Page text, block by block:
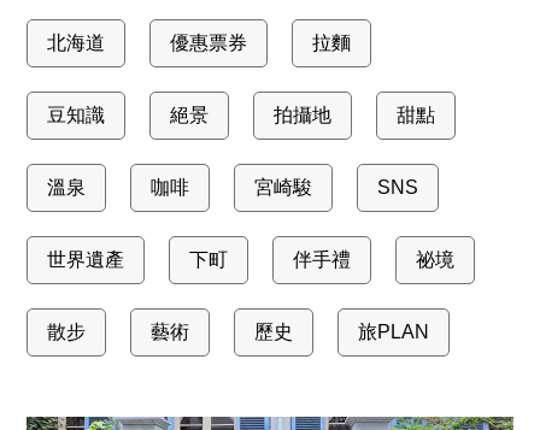
北海道 優惠票券 拉麵
豆知識 絕景 拍攝地 甜點
溫泉 咖啡 宮崎駿 SNS
世界遺產 下町 伴手禮 祕境
散步 藝術 歷史 旅PLAN